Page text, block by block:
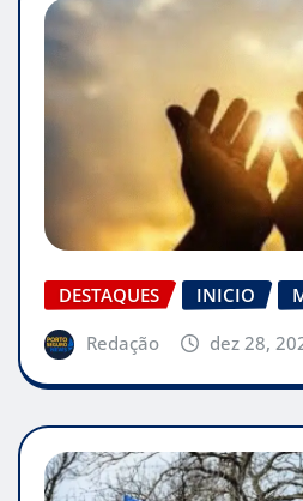
DESTAQUES INICIO
Redação
dez 28,